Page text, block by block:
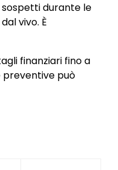
durante le
vivo. È
finanziari fino a
preventive può